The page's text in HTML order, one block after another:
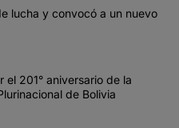
lucha y convocó a un nuevo
201° aniversario de la
de Bolivia